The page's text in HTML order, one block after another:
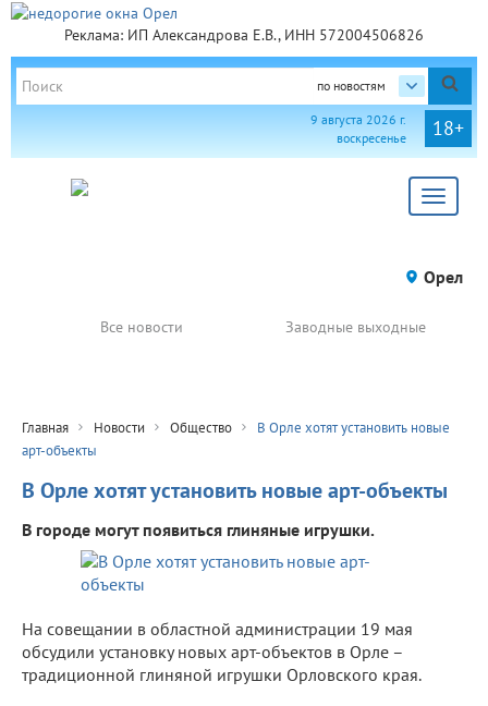
Реклама: ИП Александрова Е.В., ИНН 572004506826
по новостям
18+
9 августа 2026 г.
воскресенье
Toggle
Орел
Все новости Заводные выходные
Главная Новости Общество
В Орле хотят установить новые
арт-объекты
В Орле хотят установить новые арт-объекты
В городе могут появиться глиняные игрушки.
На совещании в областной администрации 19 мая
обсудили установку новых арт-объектов в Орле –
традиционной глиняной игрушки Орловского края.